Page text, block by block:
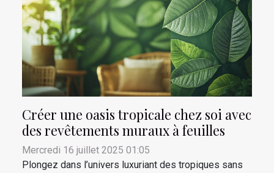
Créer une oasis tropicale chez soi avec
des revêtements muraux à feuilles
Mercredi 16 juillet 2025 01:05
Plongez dans l’univers luxuriant des tropiques sans